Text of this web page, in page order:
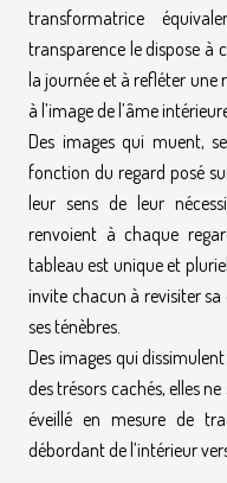
transformatrice
transparence le dispose à
la journée et à refléter une
à l’image de l’âme
Des images qui muent,
fonction du regard posé
leur sens de leur
renvoient à chaque
tableau est unique et
invite chacun à revisiter
ses ténèbres.
Des images qui
des trésors cachés, elles
éveillé en mesure de
débordant de l’intérieur